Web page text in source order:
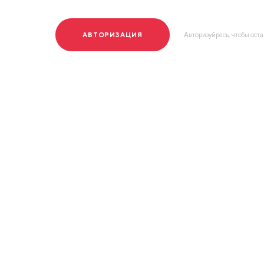
АВТОРИЗАЦИЯ Авторизуйресь, чтобы